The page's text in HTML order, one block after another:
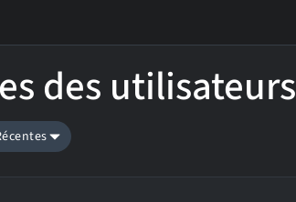
des utilisateurs